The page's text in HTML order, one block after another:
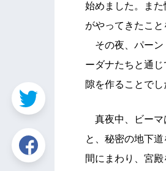
始めました。ま
がやってきたこ
その夜、パーン
ーダナたちと通
隙を作ることでし
真夜中、ビーマ
と、秘密の地下
間にまわり、宮